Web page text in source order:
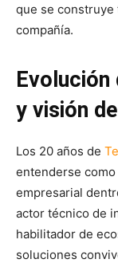
que se construye
compañía.
Evolución
y visión
Los 20 años de
entenderse
empresarial
actor técnico de
habilitador de
soluciones